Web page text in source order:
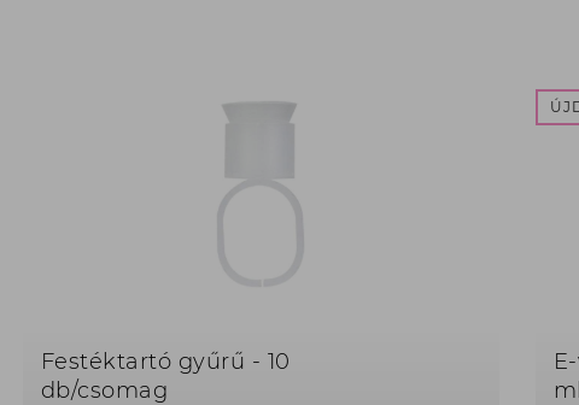
Festéktartó gyűrű - 10
db/csomag
ml